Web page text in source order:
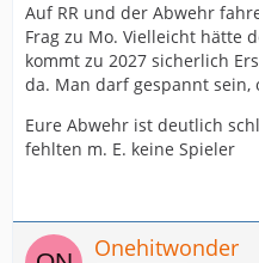
Problematisch ist da
noch Reinkind richtig
Auf RR und der Abwehr
Frag zu Mo. Vielleicht hätte
kommt zu 2027 sicherlich
da. Man darf gespannt sein,
Eure Abwehr ist deutlich
fehlten m. E. keine Spieler
Onehitwonder